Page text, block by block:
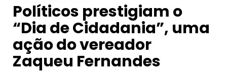
Políticos prestigiam o
“Dia de Cidadania”, uma
ação do vereador
Zaqueu Fernandes